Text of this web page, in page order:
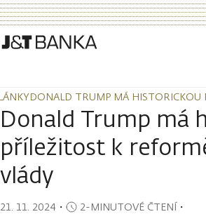
DONALD TRUMP MÁ HISTORICKOU
DONALD TRUMP MÁ HISTORICKOU
Donald Trump má
příležitost k
vlády
21. 11. 2024 ・ 2-MINUTOVÉ ČTENÍ・